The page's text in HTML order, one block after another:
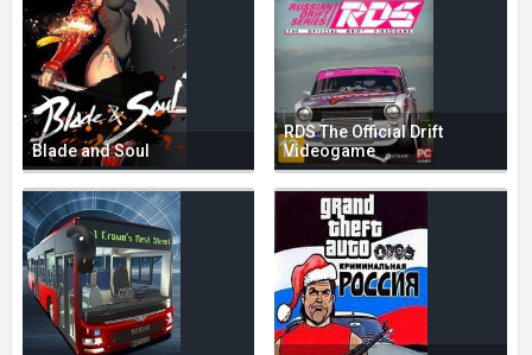
Blade and Soul
RDS The Official Drift
Videogame